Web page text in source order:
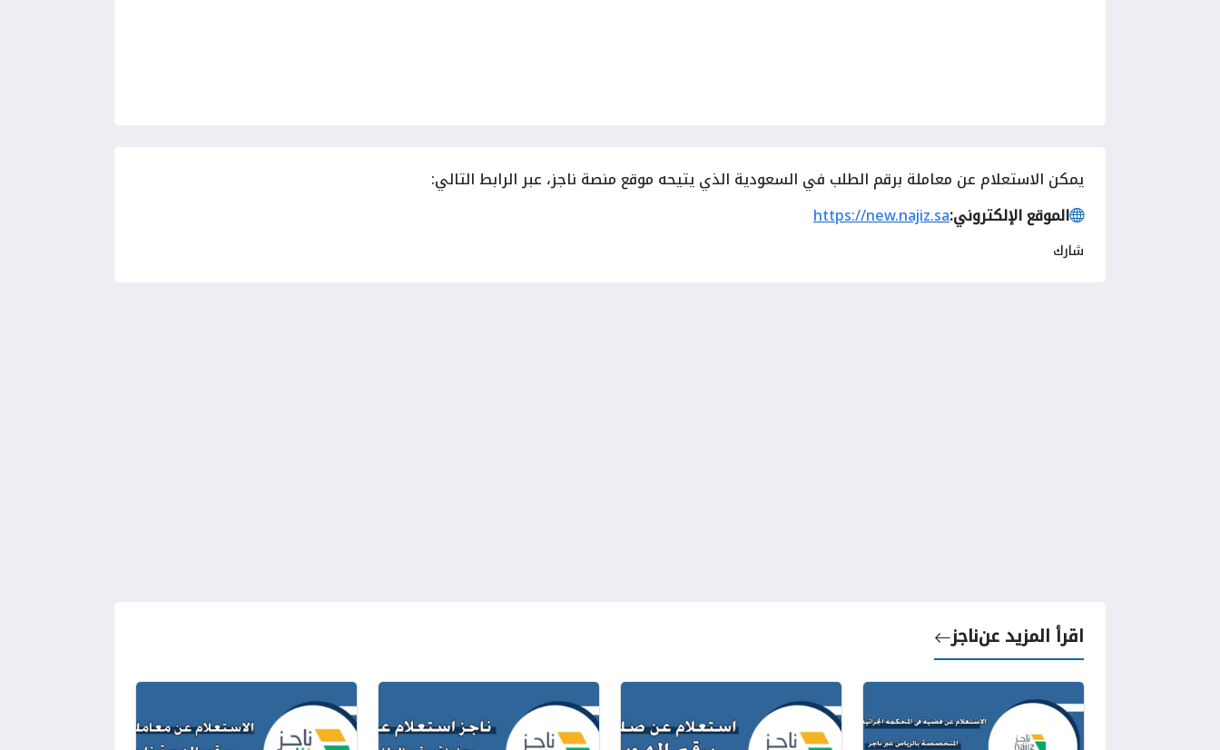
يمكن الاستعلام عن معاملة برقم الطلب في السعودية الذي يتيحه موقع منصة ناجز، عبر الرابط التالي:
الموقع الإلكتروني:https://new.najiz.sa
شارك
اقرأ المزيد عنناجز